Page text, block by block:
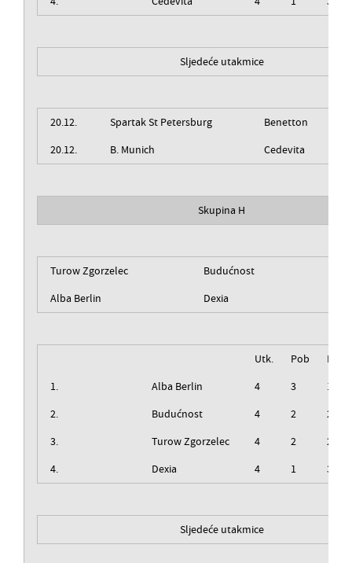
Sljedeće utakmice
20.12. Spartak St Petersburg
Benetton
20.12.
B. Munich Cedevita
Skupina H
Turow Zgorzelec
Budućnost
Alba Berlin
Dexia
Utk. Pob
Izg
1.
Alba Berlin 4 3
1
2.
Budućnost 4 2
2
3.
Turow Zgorzelec 4 2
2
4.
Dexia 4 1 3
Sljedeće utakmice